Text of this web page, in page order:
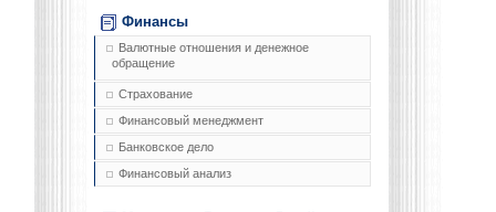
Финансы
Валютные отношения и денежное
обращение
Страхование
Финансовый менеджмент
Банковское дело
Финансовый анализ